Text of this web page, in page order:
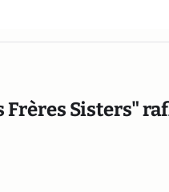
Frères Sisters"